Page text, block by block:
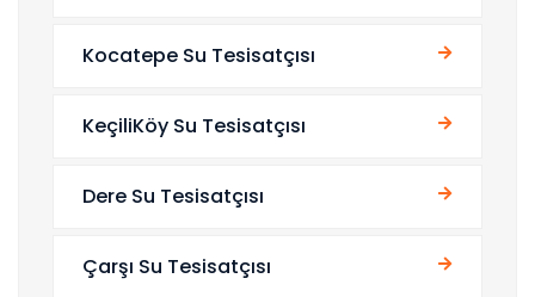
Kocatepe Su Tesisatçısı
KeçiliKöy Su Tesisatçısı
Dere Su Tesisatçısı
Çarşı Su Tesisatçısı